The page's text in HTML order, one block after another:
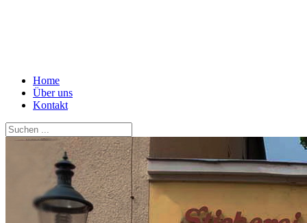
Home
Über uns
Kontakt